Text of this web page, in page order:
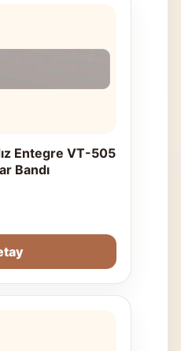
Entegre VT-505
Bandı